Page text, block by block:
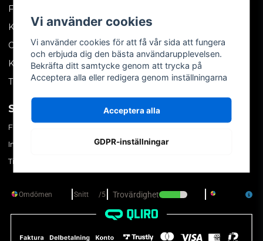
Företagskund
Kontakta oss
Om oss
Köpvillkor
Tips & trix
SOCIALA MEDIER
Facebook
Instagram
TikTok
MITT KONTO
Skapa konto
Vi använder cookies
Vi använder cookies för att få vår sida att fungera
och erbjuda dig den bästa användarupplevelsen.
Bekräfta ditt samtycke genom att trycka på
Acceptera alla eller redigera genom inställningarna
Acceptera alla
GDPR-inställningar